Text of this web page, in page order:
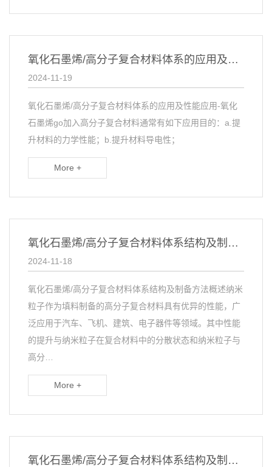
氧化石墨烯/高分子复合材料体系的应用及性能
2024-11-19
氧化石墨烯/高分子复合材料体系的应用及性能应用-氧化
石墨烯go加入高分子复合材料通常有如下应用目的：a.提
升材料的力学性能；b.提升材料导电性；
More +
氧化石墨烯/高分子复合材料体系结构及制备方法概述
2024-11-18
氧化石墨烯/高分子复合材料体系结构及制备方法概述纳米
粒子作为填料制备的高分子复合材料具有优异的性能，广
泛应用于汽车、飞机、建筑、电子器件等领域。其中性能
的提升与纳米粒子在复合材料中的分散状态和纳米粒子与
高分…
More +
氧化石墨烯/高分子复合材料体系结构及制备方法概述